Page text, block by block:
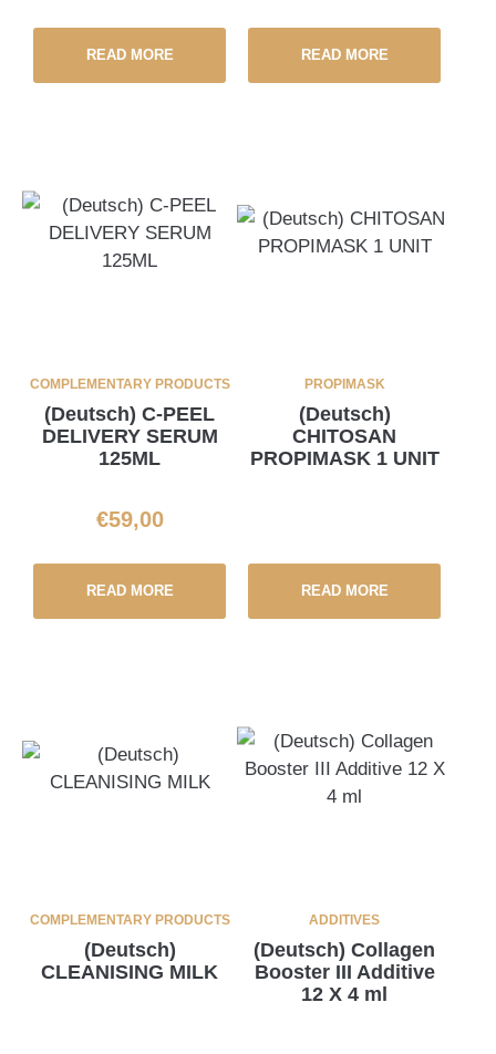
READ MORE READ MORE
COMPLEMENTARY PRODUCTS
(Deutsch) C-PEEL
DELIVERY SERUM
125ML
€59,00
READ MORE
PROPIMASK
(Deutsch)
CHITOSAN
PROPIMASK 1 UNIT
READ MORE
COMPLEMENTARY PRODUCTS
(Deutsch)
CLEANISING MILK
ADDITIVES
(Deutsch) Collagen
Booster III Additive
12 X 4 ml